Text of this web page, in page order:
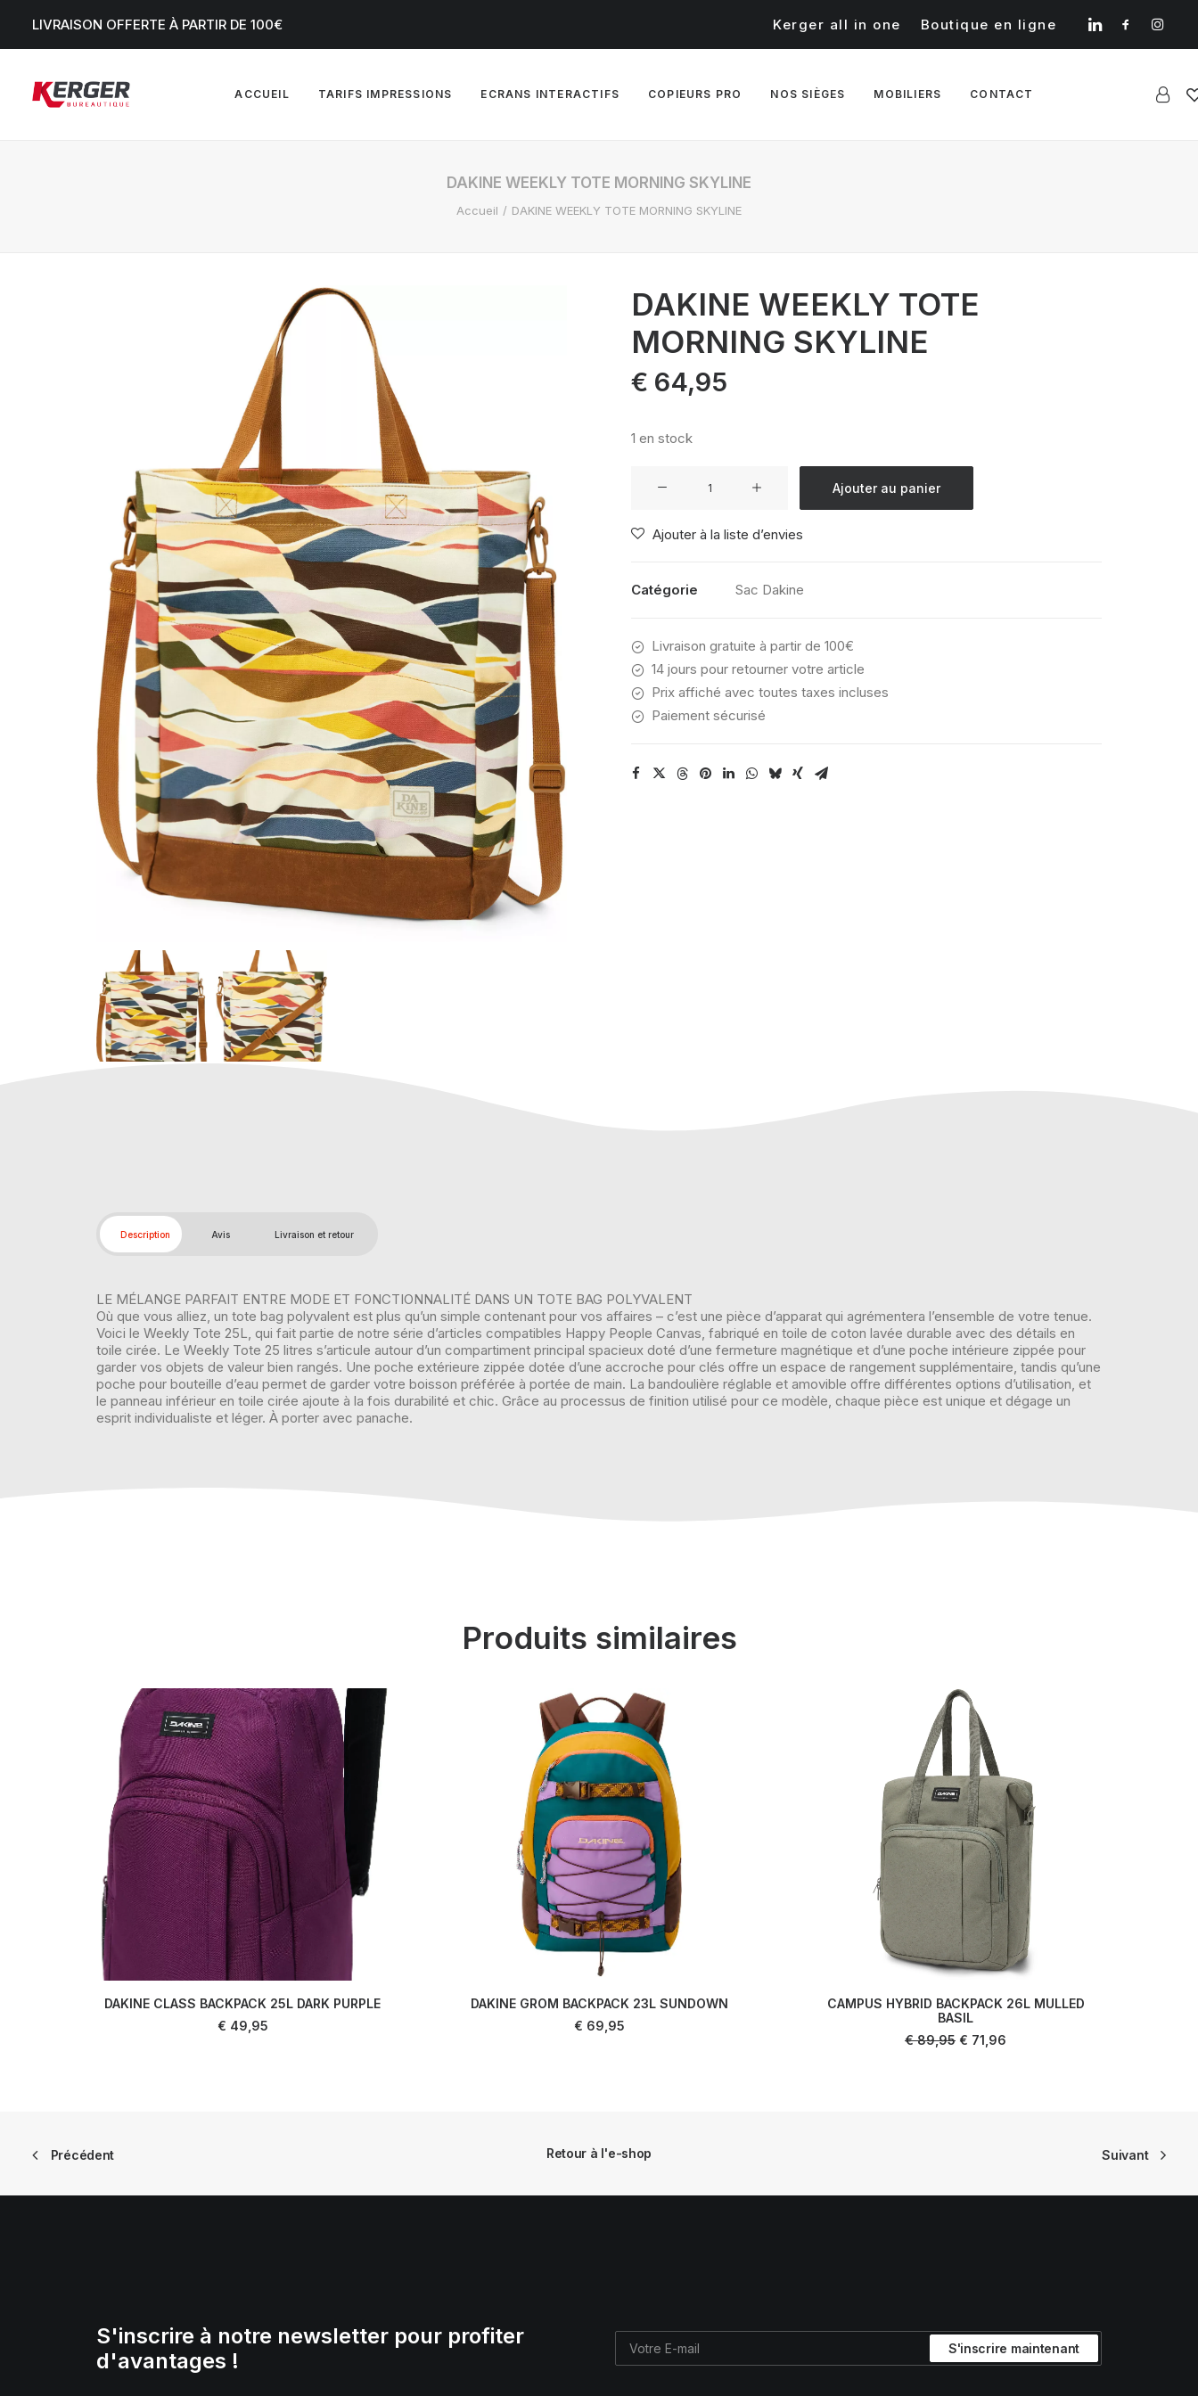
LIVRAISON OFFERTE À PARTIR DE 100€ Kerger all in one Boutique en ligne
ACCUEIL TARIFS IMPRESSIONS ECRANS INTERACTIFS COPIEURS PRO NOS SIÈGES MOBILIERS CONTACT
DAKINE WEEKLY TOTE MORNING SKYLINE
Accueil DAKINE WEEKLY TOTE MORNING SKYLINE
DAKINE WEEKLY TOTE
MORNING SKYLINE
€ 64,95
1 en stock
WEEKLY
MORNING
Ajouter au panier
Ajouter à la liste d’envies
Catégorie Sac Dakine
Livraison gratuite à partir de 100€
14 jours pour retourner votre article
Prix affiché avec toutes taxes incluses
Paiement sécurisé
Description Avis Livraison et retour
LE MÉLANGE PARFAIT ENTRE MODE ET FONCTIONNALITÉ DANS UN TOTE BAG POLYVALENT
Où que vous alliez, un tote bag polyvalent est plus qu’un simple contenant pour vos affaires – c’est une pièce d’apparat qui agrémentera l’ensemble de votre tenue.
Voici le Weekly Tote 25L, qui fait partie de notre série d’articles compatibles Happy People Canvas, fabriqué en toile de coton lavée durable avec des détails en
toile cirée. Le Weekly Tote 25 litres s’articule autour d’un compartiment principal spacieux doté d’une fermeture magnétique et d’une poche intérieure zippée pour
garder vos objets de valeur bien rangés. Une poche extérieure zippée dotée d’une accroche pour clés offre un espace de rangement supplémentaire, tandis qu’une
poche pour bouteille d’eau permet de garder votre boisson préférée à portée de main. La bandoulière réglable et amovible offre différentes options d’utilisation, et
le panneau inférieur en toile cirée ajoute à la fois durabilité et chic. Grâce au processus de finition utilisé pour ce modèle, chaque pièce est unique et dégage un
esprit individualiste et léger. À porter avec panache.
Produits similaires
DAKINE CLASS BACKPACK 25L DARK PURPLE
€ 49,95
DAKINE GROM BACKPACK 23L SUNDOWN
€ 69,95
AJOUTER AU PANIER
CAMPUS HYBRID BACKPACK 26L MULLED
BASIL
€89,95 Le
€ 71,96
Précédent Retour à l'e-shop Suivant
S'inscrire à notre newsletter pour profiter
d'avantages !